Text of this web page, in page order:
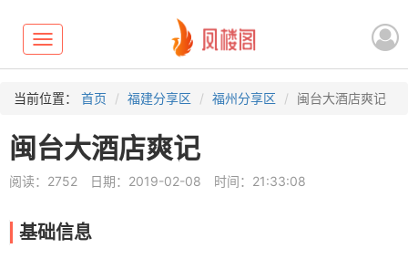
Toggle
navigation
当前位置： 首页 福建分享区 福州分享区 闽台大酒店爽记
闽台大酒店爽记
阅读：2752 日期：2019-02-08 时间：21:33:08
基础信息